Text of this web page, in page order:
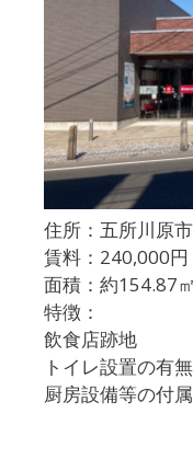
住所：五所川原
賃料：240,000円
面積：約154.87㎡
特徴：
飲食店跡地
トイレ設置の有
厨房設備等の付